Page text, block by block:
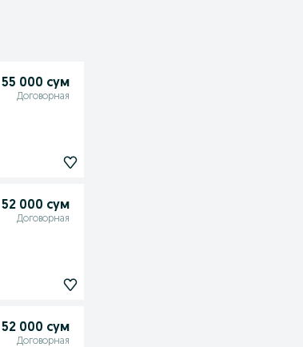
55 000 сум
Договорная
52 000 сум
Договорная
52 000 сум
Договорная